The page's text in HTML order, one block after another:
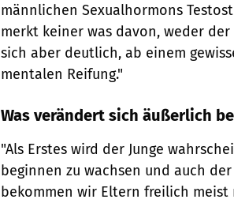
männlichen Sexualhormons
merkt keiner was davon, weder
sich aber deutlich, ab einem
mentalen Reifung."
Was verändert sich äußerlich
"Als Erstes wird der Junge
beginnen zu wachsen und auch
bekommen wir Eltern freilich